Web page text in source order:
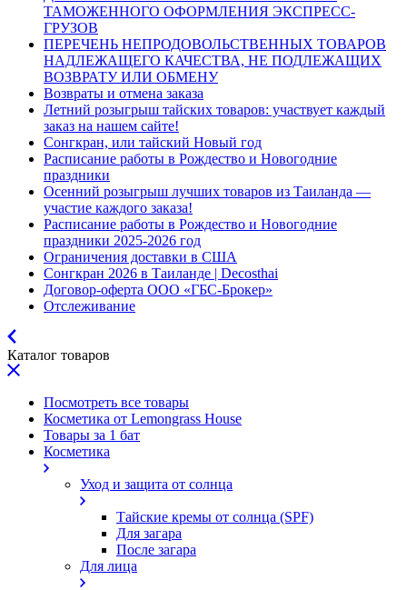
ТАМОЖЕННОГО ОФОРМЛЕНИЯ ЭКСПРЕСС-
ГРУЗОВ
ПЕРЕЧЕНЬ НЕПРОДОВОЛЬСТВЕННЫХ ТОВАРОВ
НАДЛЕЖАЩЕГО КАЧЕСТВА, НЕ ПОДЛЕЖАЩИХ
ВОЗВРАТУ ИЛИ ОБМЕНУ
Возвраты и отмена заказа
Летний розыгрыш тайских товаров: участвует каждый
заказ на нашем сайте!
Сонгкран, или тайский Новый год
Расписание работы в Рождество и Новогодние
праздники
Осенний розыгрыш лучших товаров из Таиланда —
участие каждого заказа!
Расписание работы в Рождество и Новогодние
праздники 2025-2026 год
Ограничения доставки в США
Сонгкран 2026 в Таиланде | Decosthai
Договор-оферта ООО «ГБС-Брокер»
Отслеживание
Каталог товаров
Посмотреть все товары
Косметика от Lemongrass House
Товары за 1 бат
Косметика
Уход и защита от солнца
Тайские кремы от солнца (SPF)
Для загара
После загара
Для лица